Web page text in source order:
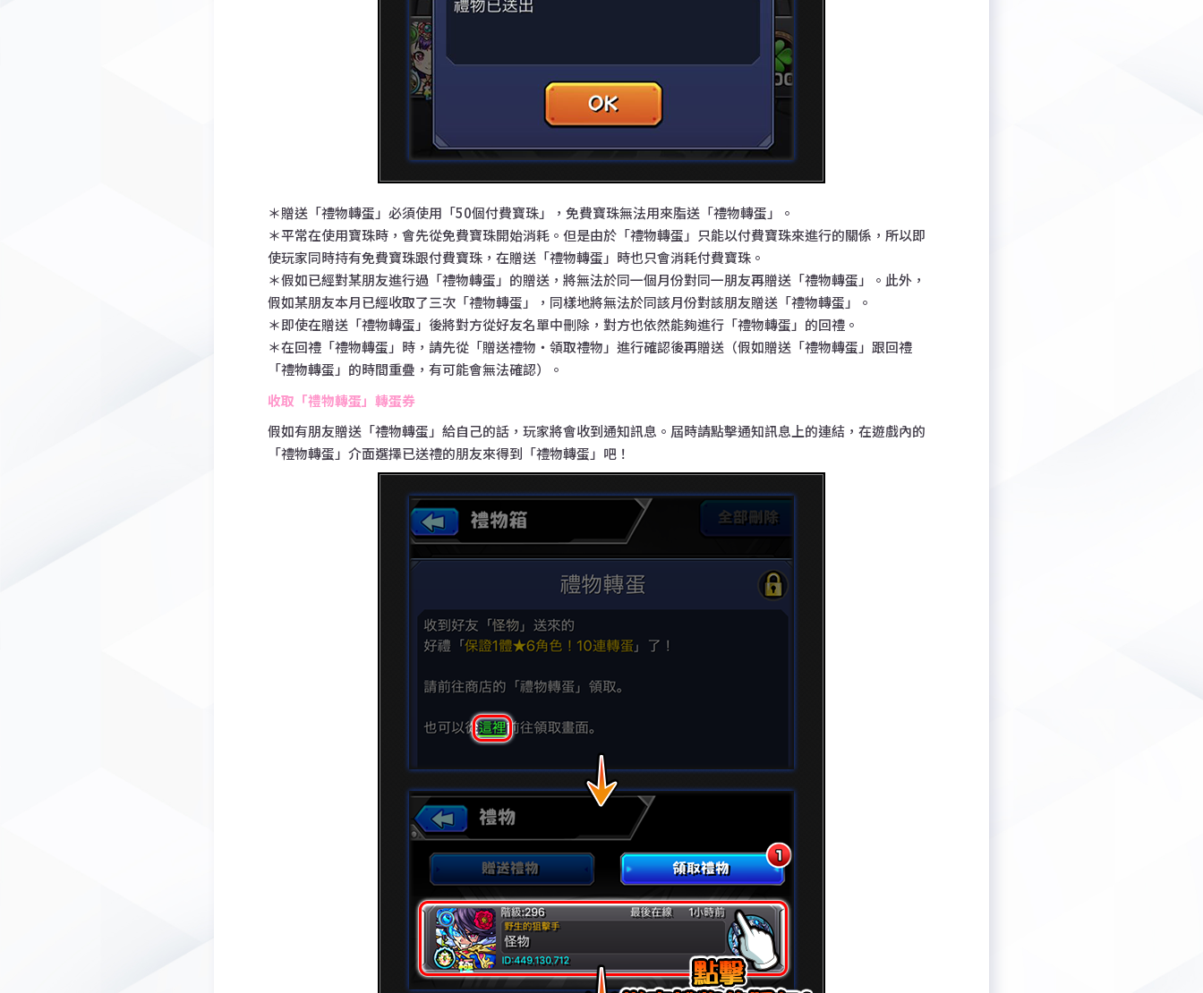
＊贈送「禮物轉蛋」必須使用「50個付費寶珠」，免費寶珠無法用來脂送「禮物轉蛋」。
＊平常在使用寶珠時，會先從免費寶珠開始消耗。但是由於「禮物轉蛋」只能以付費寶珠來進行的關係，所以即
使玩家同時持有免費寶珠跟付費寶珠，在贈送「禮物轉蛋」時也只會消耗付費寶珠。
＊假如已經對某朋友進行過「禮物轉蛋」的贈送，將無法於同一個月份對同一朋友再贈送「禮物轉蛋」。此外，
假如某朋友本月已經收取了三次「禮物轉蛋」，同樣地將無法於同該月份對該朋友贈送「禮物轉蛋」。
＊即使在贈送「禮物轉蛋」後將對方從好友名單中刪除，對方也依然能夠進行「禮物轉蛋」的回禮。
＊在回禮「禮物轉蛋」時，請先從「贈送禮物・領取禮物」進行確認後再贈送（假如贈送「禮物轉蛋」跟回禮
「禮物轉蛋」的時間重疊，有可能會無法確認）。
收取「禮物轉蛋」轉蛋券
假如有朋友贈送「禮物轉蛋」給自己的話，玩家將會收到通知訊息。屆時請點擊通知訊息上的連結，在遊戲內的
「禮物轉蛋」介面選擇已送禮的朋友來得到「禮物轉蛋」吧！